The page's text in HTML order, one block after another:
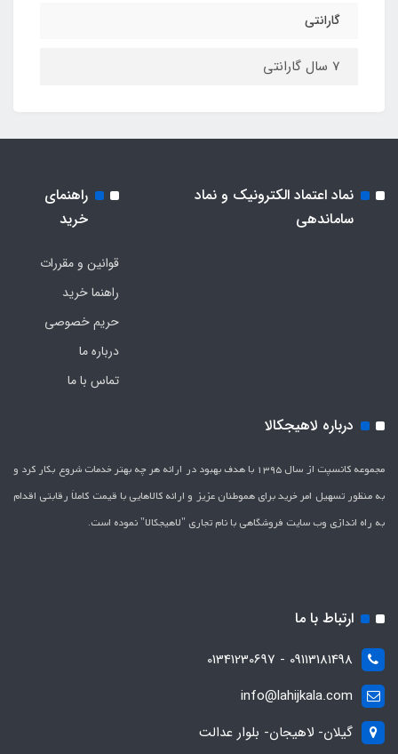
گارانتی
7 سال گارانتی
نماد اعتماد الکترونیک و نماد
ساماندهی
راهنمای
خرید
قوانین و مقررات
راهنما خرید
حریم خصوصی
درباره ما
تماس با ما
درباره لاهیجکالا
مجموعه کانسپت از سال 1395 با هدف بهبود در ارائه هر چه بهتر خدمات شروع بکار کرد و
به منظور تسهیل امر خرید برای هموطنان عزیز و ارائه کالاهایی با قیمت کاملاَ رقابتی اقدام
به راه اندازی وب سایت فروشگاهی با نام تجاری "لاهیج­کالا" نموده است.
ارتباط با ما
09113181498 - 01341230697
info@lahijkala.com
گیلان- لاهیجان- بلوار عدالت